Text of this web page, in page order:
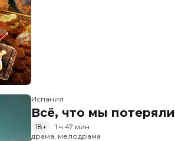
Испания
Всё, что мы потеряли
18+
1 ч 47 мин
драма, мелодрама